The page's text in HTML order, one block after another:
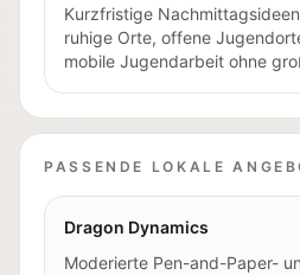
Kurzfristige
ruhige Orte, offene
mobile Jugendarbeit ohne
PASSENDE LOKALE
Dragon Dynamics
Moderierte Pen-and-Paper-